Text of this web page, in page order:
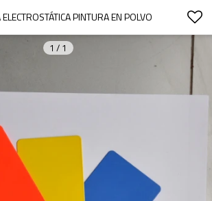
PINTURA EN POLVO
1 / 1